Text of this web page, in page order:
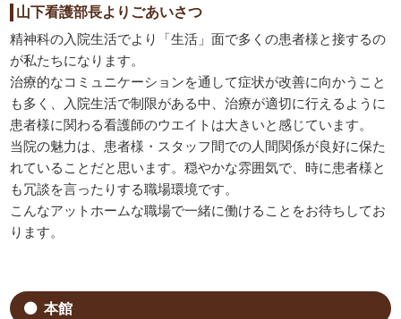
山下看護部長よりごあいさつ
精神科の入院生活でより「生活」面で多くの患者様と接するの
が私たちになります。
治療的なコミュニケーションを通して症状が改善に向かうこと
も多く、入院生活で制限がある中、治療が適切に行えるように
患者様に関わる看護師のウエイトは大きいと感じています。
当院の魅力は、患者様・スタッフ間での人間関係が良好に保た
れていることだと思います。穏やかな雰囲気で、時に患者様と
も冗談を言ったりする職場環境です。
こんなアットホームな職場で一緒に働けることをお待ちしてお
ります。
本館